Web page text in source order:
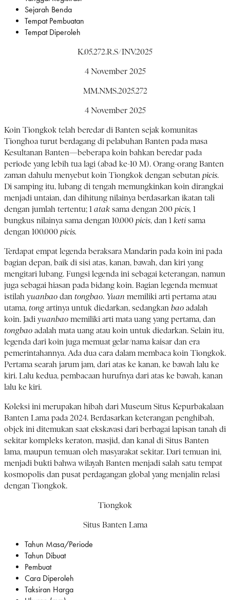
Sejarah Benda
Tempat Pembuatan
Tempat Diperoleh
K.05.272.R.S/INV.2025
4 November 2025
MM.NMS.2025.272
4 November 2025
Koin Tiongkok telah beredar di Banten sejak komunitas
Tionghoa turut berdagang di pelabuhan Banten pada masa
Kesultanan Banten—beberapa koin bahkan beredar pada
periode yang lebih tua lagi (abad ke-10 M). Orang-orang Banten
zaman dahulu menyebut koin Tiongkok dengan sebutan picis.
Di samping itu, lubang di tengah memungkinkan koin dirangkai
menjadi untaian, dan dihitung nilainya berdasarkan ikatan tali
dengan jumlah tertentu; 1 atak sama dengan 200 picis, 1
bungkus nilainya sama dengan 10.000 picis, dan 1 keti sama
dengan 100.000 picis.
Terdapat empat legenda beraksara Mandarin pada koin ini pada
bagian depan, baik di sisi atas, kanan, bawah, dan kiri yang
mengitari lubang. Fungsi legenda ini sebagai keterangan, namun
juga sebagai hiasan pada bidang koin. Bagian legenda memuat
istilah yuanbao dan tongbao. Yuan memiliki arti pertama atau
utama, tong artinya untuk diedarkan, sedangkan bao adalah
koin. Jadi yuanbao memiliki arti mata uang yang pertama, dan
tongbao adalah mata uang atau koin untuk diedarkan. Selain itu,
legenda dari koin juga memuat gelar/nama kaisar dan era
pemerintahannya. Ada dua cara dalam membaca koin Tiongkok.
Pertama searah jarum jam, dari atas ke kanan, ke bawah lalu ke
kiri. Lalu kedua, pembacaan hurufnya dari atas ke bawah, kanan
lalu ke kiri.
Koleksi ini merupakan hibah dari Museum Situs Kepurbakalaan
Banten Lama pada 2024. Berdasarkan keterangan penghibah,
objek ini ditemukan saat ekskavasi dari berbagai lapisan tanah di
sekitar kompleks keraton, masjid, dan kanal di Situs Banten
lama, maupun temuan oleh masyarakat sekitar. Dari temuan ini,
menjadi bukti bahwa wilayah Banten menjadi salah satu tempat
kosmopolis dan pusat perdagangan global yang menjalin relasi
dengan Tiongkok.
Tiongkok
Situs Banten Lama
Tahun Masa/Periode
Tahun Dibuat
Pembuat
Cara Diperoleh
Taksiran Harga